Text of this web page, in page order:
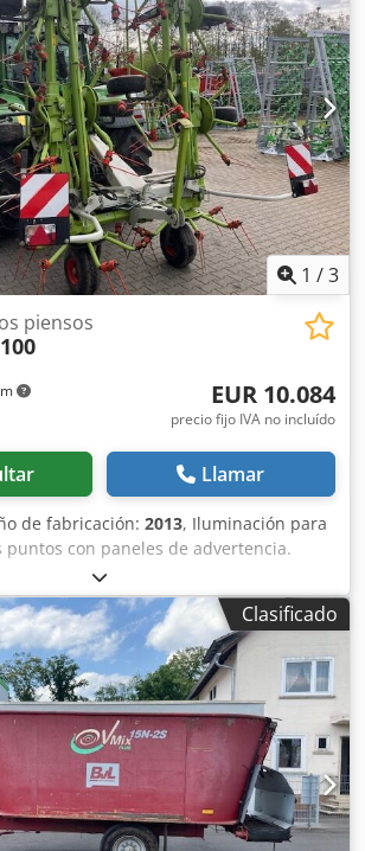
1 /3
piensos
EUR 10.084
precio fijo IVA no incluído
Llamar
de fabricación: 2013, Iluminación para
puntos con paneles de advertencia.
Clasificado